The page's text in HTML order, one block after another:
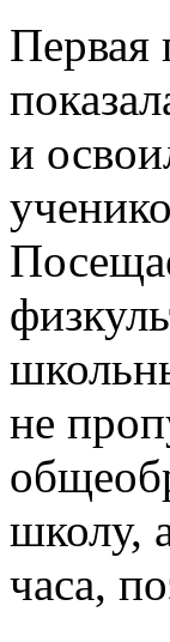
Первая
и
не
школу,
часа,